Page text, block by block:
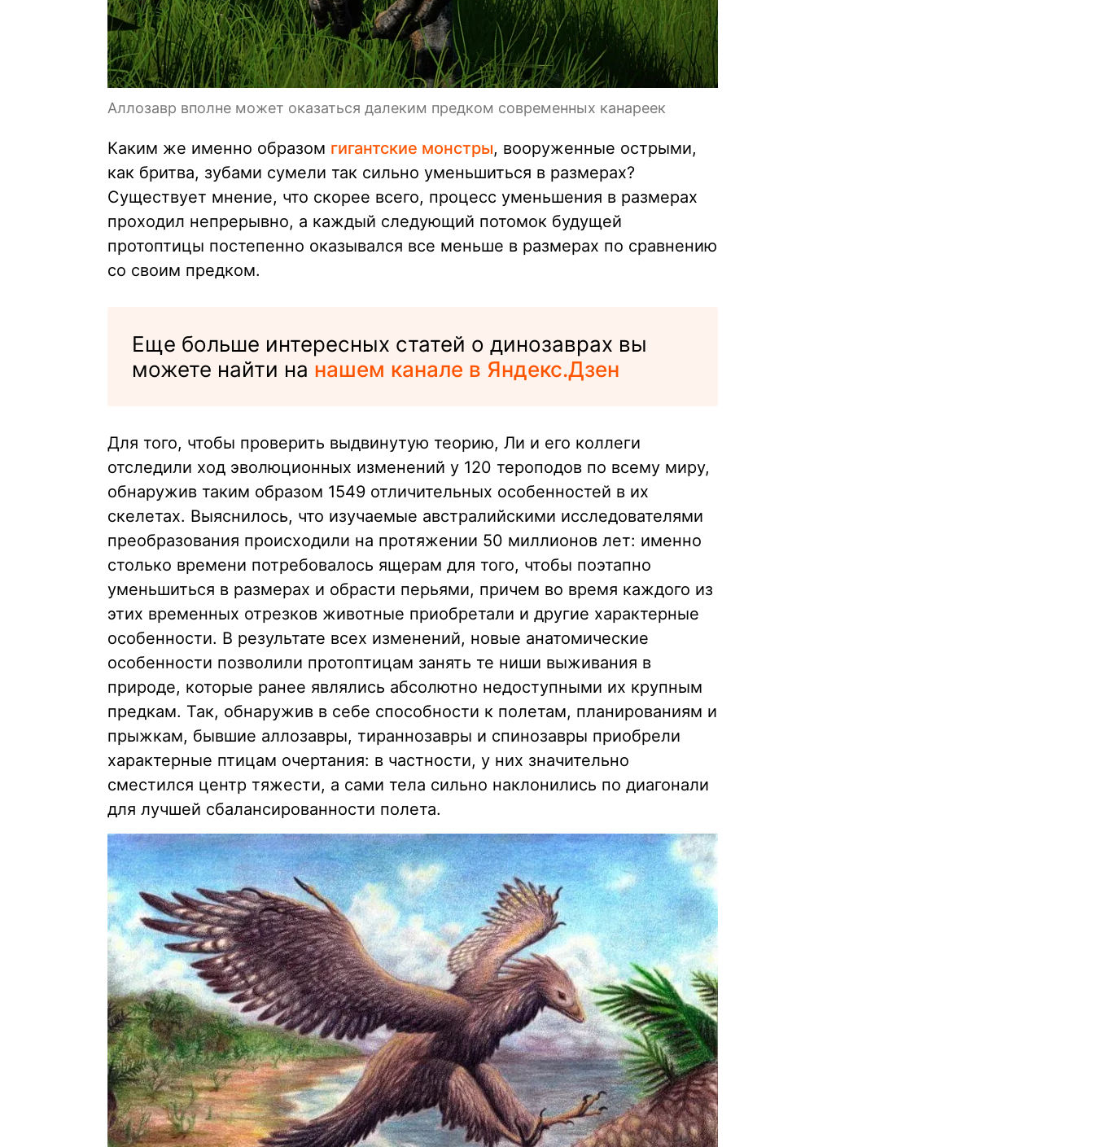
Аллозавр вполне может оказаться далеким предком современных канареек
Каким же именно образом гигантские монстры, вооруженные острыми,
как бритва, зубами сумели так сильно уменьшиться в размерах?
Существует мнение, что скорее всего, процесс уменьшения в размерах
проходил непрерывно, а каждый следующий потомок будущей
протоптицы постепенно оказывался все меньше в размерах по сравнению
со своим предком.
Еще больше интересных статей о динозаврах вы
можете найти на нашем канале в Яндекс.Дзен
Для того, чтобы проверить выдвинутую теорию, Ли и его коллеги
отследили ход эволюционных изменений у 120 тероподов по всему миру,
обнаружив таким образом 1549 отличительных особенностей в их
скелетах. Выяснилось, что изучаемые австралийскими исследователями
преобразования происходили на протяжении 50 миллионов лет: именно
столько времени потребовалось ящерам для того, чтобы поэтапно
уменьшиться в размерах и обрасти перьями, причем во время каждого из
этих временных отрезков животные приобретали и другие характерные
особенности. В результате всех изменений, новые анатомические
особенности позволили протоптицам занять те ниши выживания в
природе, которые ранее являлись абсолютно недоступными их крупным
предкам. Так, обнаружив в себе способности к полетам, планированиям и
прыжкам, бывшие аллозавры, тираннозавры и спинозавры приобрели
характерные птицам очертания: в частности, у них значительно
сместился центр тяжести, а сами тела сильно наклонились по диагонали
для лучшей сбалансированности полета.